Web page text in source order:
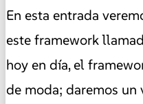
En esta entrada
este framework
hoy en día, el
de moda; daremos un